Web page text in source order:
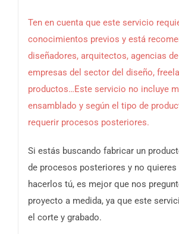
Ten en cuenta que este servicio
conocimientos previos y está
diseñadores, arquitectos, agencias
empresas del sector del diseño,
productos…Este servicio no incluye
ensamblado y según el tipo de
requerir procesos posteriores.
Si estás buscando fabricar un
de procesos posteriores y no quieres
hacerlos tú, es mejor que nos
proyecto a medida, ya que este
el corte y grabado.